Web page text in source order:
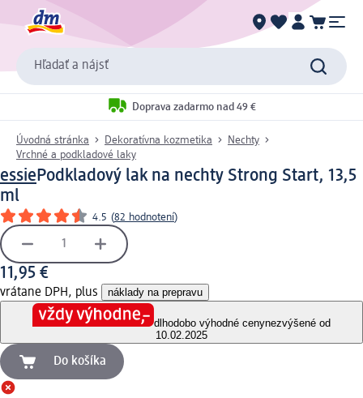
Hľadať a nájsť
Doprava zadarmo nad 49 €
Úvodná stránka Dekoratívna kozmetika
Nechty
Vrchné a podkladové laky
essiePodkladový lak na nechty Strong Start, 13,5
ml
4.5 (82 hodnotení)
11,95 €
vrátane DPH, plus náklady na prepravu
dlhodobo výhodné cenynezvýšené od
10.02.2025
Do košíka